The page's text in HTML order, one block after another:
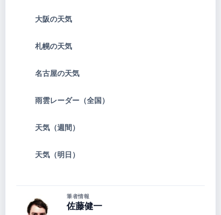
大阪の天気
札幌の天気
名古屋の天気
雨雲レーダー（全国）
天気（週間）
天気（明日）
筆者情報
佐藤健一